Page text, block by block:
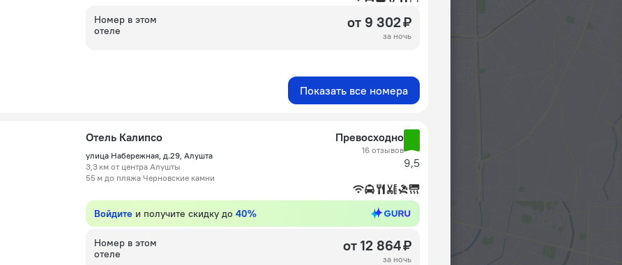
Номер в этом
отеле
от 9 302 ₽
за ночь
Показать все номера
Отель Калипсо
улица Набережная, д.29, Алушта
3,3 км от центра Алушты
55 м до пляжа Черновские камни
Превосходно
16 отзывов
9,5
Войдите и получите скидку до 40%
Номер в этом
отеле
от 12 864 ₽
за ночь